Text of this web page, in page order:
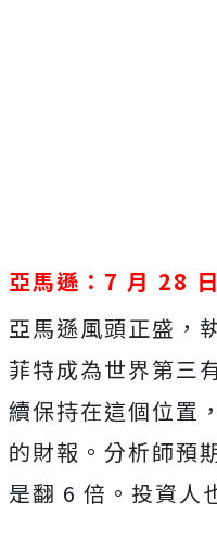
亞馬遜：7 月 28 日
亞馬遜風頭正盛，
菲特成為世界第三
續保持在這個位置
的財報。分析師預
是翻 6 倍。投資人